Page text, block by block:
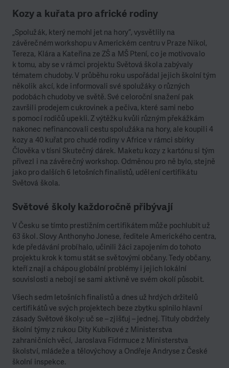
Kozy a kuřata pro africké rodiny
„Spolužák, který nemohl jet na hory“, vysvětlily na
závěrečném workshopu v Americkém centru v Praze Nikol,
Tereza, Klára a Kateřina ze ZŠ a MŠ Ptení, co je motivovalo
k tomu, aby se v rámci projektu Světová škola zabývaly
tématem chudoby. V průběhu roku uspořádal jejich školní tým
několik akcí, kde informovali své spolužáky o různých
podobách chudoby ve světě. Své celoroční snažení pak
završili prodejem cukrovinek a pečiva, které sami nebo
s pomocí rodičů upekli. Z výtěžku kvůli různým překážkám
nakonec nefinancovali cestu spolužáka na hory, ale koupili 4
kozy a 40 kuřat pro chudé rodiny v Africe v rámci sbírky
Člověka v tísni Skutečný dárek. Maketu kozy z kartónu si tým
přivezl i na závěrečný workshop. Odměnou pro ně bylo, stejně
jako pro dalších 6 letošních finalistů, udělení certifikátu
Světová škola.
Světové školy každoročně přibývají
V Česku se tímto prestižním certifikátem může pochlubit už
63 škol. Slovy Anthonyho Jonese, ředitele Amerického centra,
kde předávání probíhalo, učinili žáci zapojením do tohoto
projektu krok k tomu stát se světovými občany. Tedy občany,
kteří znají a chápou globální problémy i jejich lokální
souvislosti a nebojí se sami aktivně ve svém okolí působit.
Všech sedm letošních finalistů a dnes už hrdých držitelů
certifikátů ve svých projektech beze zbytku splnilo hlavní
zásady Světové školy: uč se – zjišťuj – jednej. Tituly obdržely
školní týmy z rukou Dity Kubíkové z Ministerstva
zahraničních věcí, Jaroslava Fidrmuce z Ministerstva
školství, mládeže a tělovýchovy a Ondřeje Andryse z České
školní inspekce.